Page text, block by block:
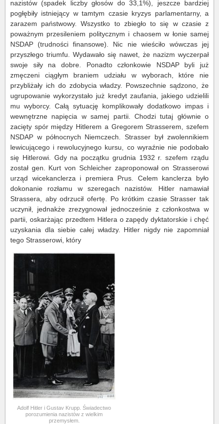
nazistów (spadek liczby głosów do 33,1%), jeszcze bardziej
pogłębiły istniejący w tamtym czasie kryzys parlamentarny, a
zarazem państwowy. Wszystko to zbiegło to się w czasie z
poważnym przesileniem politycznym i chaosem w łonie samej
NSDAP (trudności finansowe). Nic nie wieściło wówczas jej
przyszłego triumfu. Wydawało się nawet, że nazizm wyczerpał
swoje siły na dobre. Ponadto członkowie NSDAP byli już
zmęczeni ciągłym braniem udziału w wyborach, które nie
przybliżały ich do zdobycia władzy. Powszechnie sądzono, że
ugrupowanie wykorzystało już kredyt zaufania, jakiego udzielili
mu wyborcy. Całą sytuację komplikowały dodatkowo impas i
wewnętrzne napięcia w samej partii. Chodzi tutaj głównie o
zacięty spór między Hitlerem a Gregorem Strasserem, szefem
NSDAP w północnych Niemczech. Strasser był zwolennikiem
lewicującego i rewolucyjnego kursu, co wyraźnie nie podobało
się Hitlerowi. Gdy na początku grudnia 1932 r. szefem rządu
został gen. Kurt von Schleicher zaproponował on Strasserowi
urząd wicekanclerza i premiera Prus. Celem kanclerza było
dokonanie rozłamu w szeregach nazistów. Hitler namawiał
Strassera, aby odrzucił ofertę. Po krótkim czasie Strasser tak
uczynił, jednakże zrezygnował jednocześnie z członkostwa w
partii, oskarżając przedtem Hitlera o zapędy dyktatorskie i chęć
uzyskania dla siebie całej władzy. Hitler nigdy nie zapomniał
tego Strasserowi, który
Adolf Hitler i Gustav Krupp. Świadectwo
porozumienia nazistów z wielkim
przemysłem.